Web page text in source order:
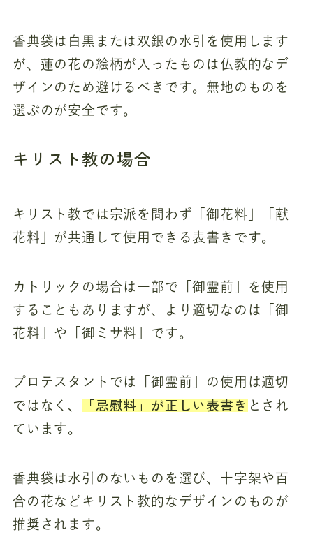
香典袋は白黒または双銀の水引を使用します
が、蓮の花の絵柄が入ったものは仏教的なデ
ザインのため避けるべきです。無地のものを
選ぶのが安全です。
キリスト教の場合
キリスト教では宗派を問わず「御花料」「献
花料」が共通して使用できる表書きです。
カトリックの場合は一部で「御霊前」を使用
することもありますが、より適切なのは「御
花料」や「御ミサ料」です。
プロテスタントでは「御霊前」の使用は適切
ではなく、 「忌慰料」が正しい表書き とされ
ています。
香典袋は水引のないものを選び、十字架や百
合の花などキリスト教的なデザインのものが
推奨されます。